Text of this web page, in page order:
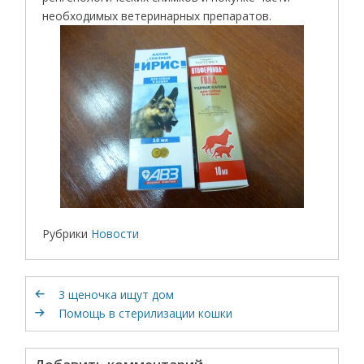
необходимых ветеринарных препаратов.
Рубрики Новости
3 щеночка ищут дом
Помощь в стерилизации кошки